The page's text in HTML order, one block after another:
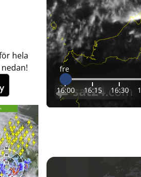
hela
fre
16:00 16:15 16:30